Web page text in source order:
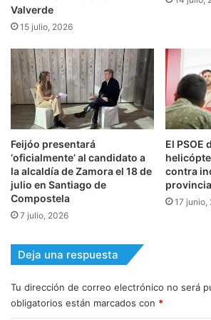
Valverde
15 julio, 2026
Feijóo presentará
‘oficialmente’ al candidato a
la alcaldía de Zamora el 18 de
julio en Santiago de
Compostela
7 julio, 2026
El PSOE
contra
17 junio,
Deja una respuesta
Tu dirección de correo electrónico no será
obligatorios están marcados con *